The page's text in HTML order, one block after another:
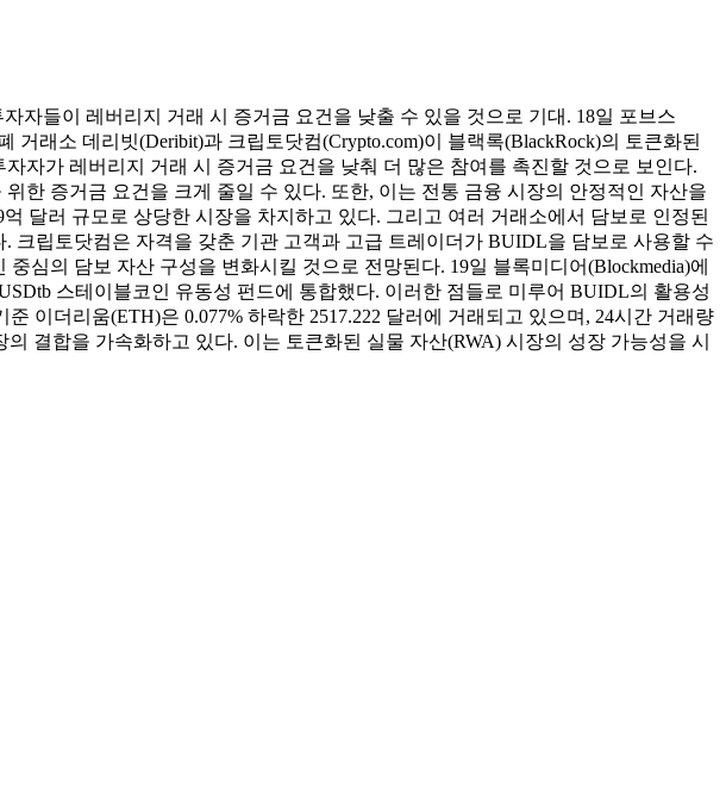
자들이 레버리지 거래 시 증거금 요건을 낮출 수 있을 것으로 기대. 18일 포브스
거래소 데리빗(Deribit)과 크립토닷컴(Crypto.com)이 블랙록(BlackRock)의 토큰화된
자가 레버리지 거래 시 증거금 요건을 낮춰 더 많은 참여를 촉진할 것으로 보인다.
한 증거금 요건을 크게 줄일 수 있다. 또한, 이는 전통 금융 시장의 안정적인 자산을
달러 규모로 상당한 시장을 차지하고 있다. 그리고 여러 거래소에서 담보로 인정된
립토닷컴은 자격을 갖춘 기관 고객과 고급 트레이더가 BUIDL을 담보로 사용할 수
심의 담보 자산 구성을 변화시킬 것으로 전망된다. 19일 블록미디어(Blockmedia)에
스테이블코인 유동성 펀드에 통합했다. 이러한 점들로 미루어 BUIDL의 활용성
이더리움(ETH)은 0.077% 하락한 2517.222 달러에 거래되고 있으며, 24시간 거래량
결합을 가속화하고 있다. 이는 토큰화된 실물 자산(RWA) 시장의 성장 가능성을 시